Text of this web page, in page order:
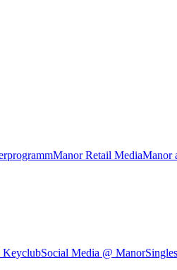
Manor Retail MediaManor
KeyclubSocial Media @ Manor